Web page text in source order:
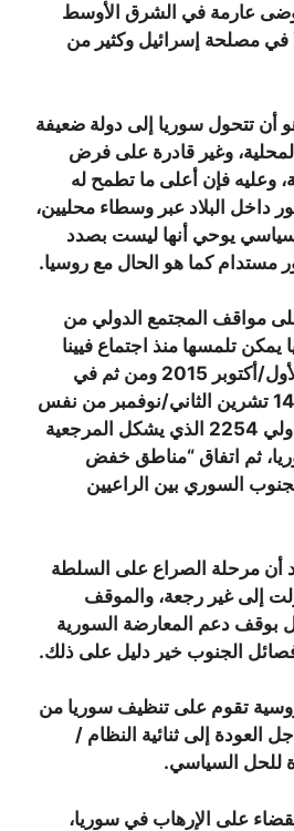
عارمة في الشرق الأوسط
مصلحة إسرائيل وكثير من
تتحول سوريا إلى دولة ضعيفة
وغير قادرة على فرض
وعليه فإن أعلى ما تطمح له
داخل البلاد عبر وسطاء محليين،
يوحي أنها ليست بصدد
مستدام كما هو الحال مع روسيا.
مواقف المجتمع الدولي من
تلمسها منذ اجتماع فيينا
الأول في 30 تشرين الأول/أكتوبر 2015 ومن ثم في
اجتماع فيينا الثاني في 14 تشرين الثاني/نوفمبر من نفس
العام، ثم في القرار الدولي 2254 الذي يشكل المرجعية
ثم اتفاق “مناطق خفض
السوري بين الراعيين
أن مرحلة الصراع على السلطة
إلى غير رجعة، والموقف
بوقف دعم المعارضة السورية
فصائل الجنوب خير دليل على ذلك.
تقوم على تنظيف سوريا من
العودة إلى ثنائية النظام /
للحل السياسي.
على الإرهاب في سوريا،